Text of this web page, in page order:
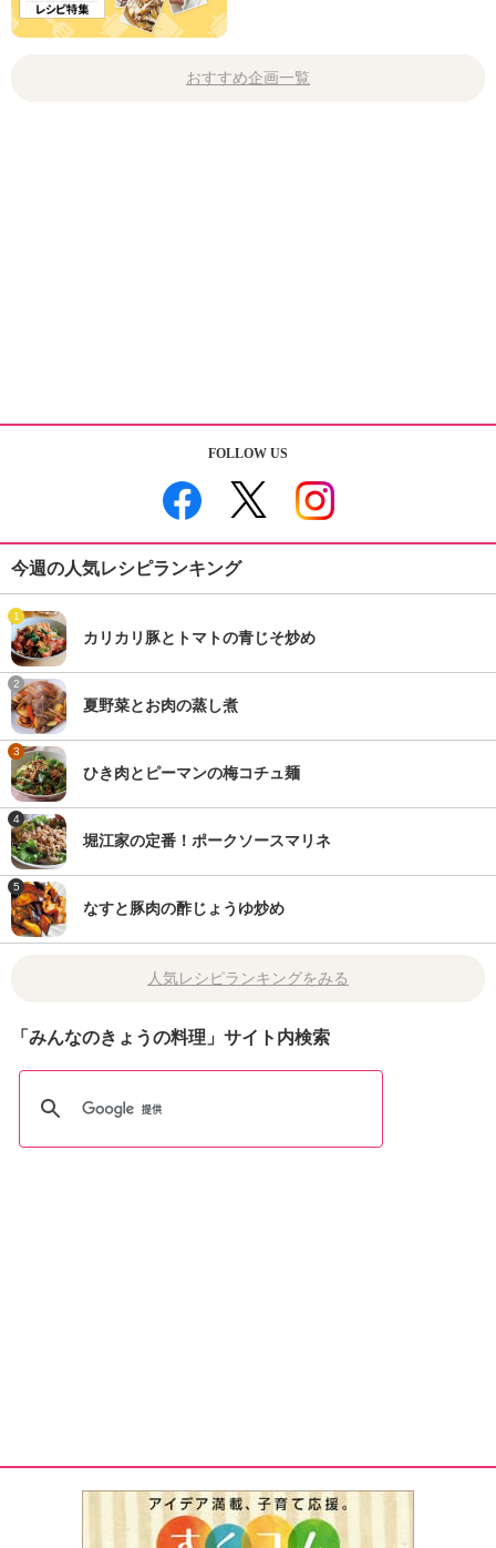
おすすめ企画一覧
FOLLOW US
今週の人気レシピランキング
1
カリカリ豚とトマトの青じそ炒め
2
夏野菜とお肉の蒸し煮
3
ひき肉とピーマンの梅コチュ麺
4
堀江家の定番！ポークソースマリネ
5
なすと豚肉の酢じょうゆ炒め
人気レシピランキングをみる
「みんなのきょうの料理」サイト内検索